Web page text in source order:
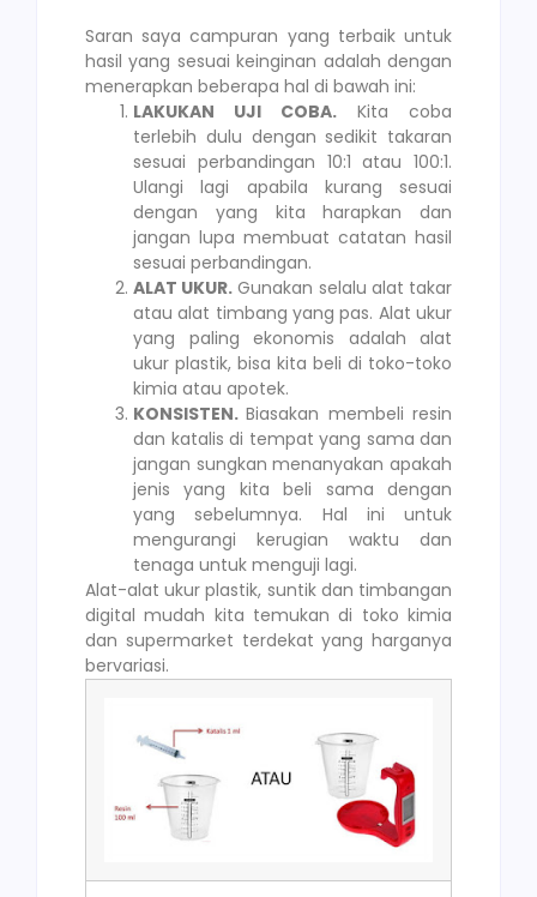
Saran saya campuran yang terbaik untuk
hasil yang sesuai keinginan adalah dengan
menerapkan beberapa hal di bawah ini:
LAKUKAN UJI COBA. Kita coba
terlebih dulu dengan sedikit takaran
sesuai perbandingan 10:1 atau 100:1.
Ulangi lagi apabila kurang sesuai
dengan yang kita harapkan dan
jangan lupa membuat catatan hasil
sesuai perbandingan.
ALAT UKUR. Gunakan selalu alat takar
atau alat timbang yang pas. Alat ukur
yang paling ekonomis adalah alat
ukur plastik, bisa kita beli di toko-toko
kimia atau apotek.
KONSISTEN.Biasakan membeli resin
dan katalis di tempat yang sama dan
jangan sungkan menanyakan apakah
jenis yang kita beli sama dengan
yang sebelumnya. Hal ini untuk
mengurangi kerugian waktu dan
tenaga untuk menguji lagi.
Alat-alat ukur plastik, suntik dan timbangan
digital mudah kita temukan di toko kimia
dan supermarket terdekat yang harganya
bervariasi.